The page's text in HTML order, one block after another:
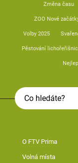
Změna času
ZOO Nové
Volby 2025
Pěstování
O FTV Prima
Volná místa